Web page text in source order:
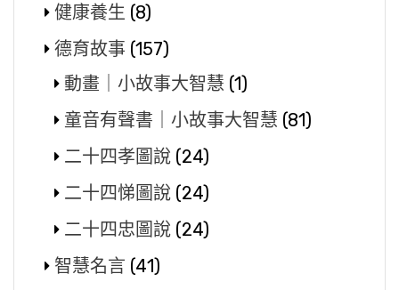
健康養生 (8)
德育故事 (157)
動畫｜小故事大智慧 (1)
童音有聲書｜小故事大智慧 (81)
二十四孝圖說 (24)
二十四悌圖說 (24)
二十四忠圖說 (24)
智慧名言 (41)